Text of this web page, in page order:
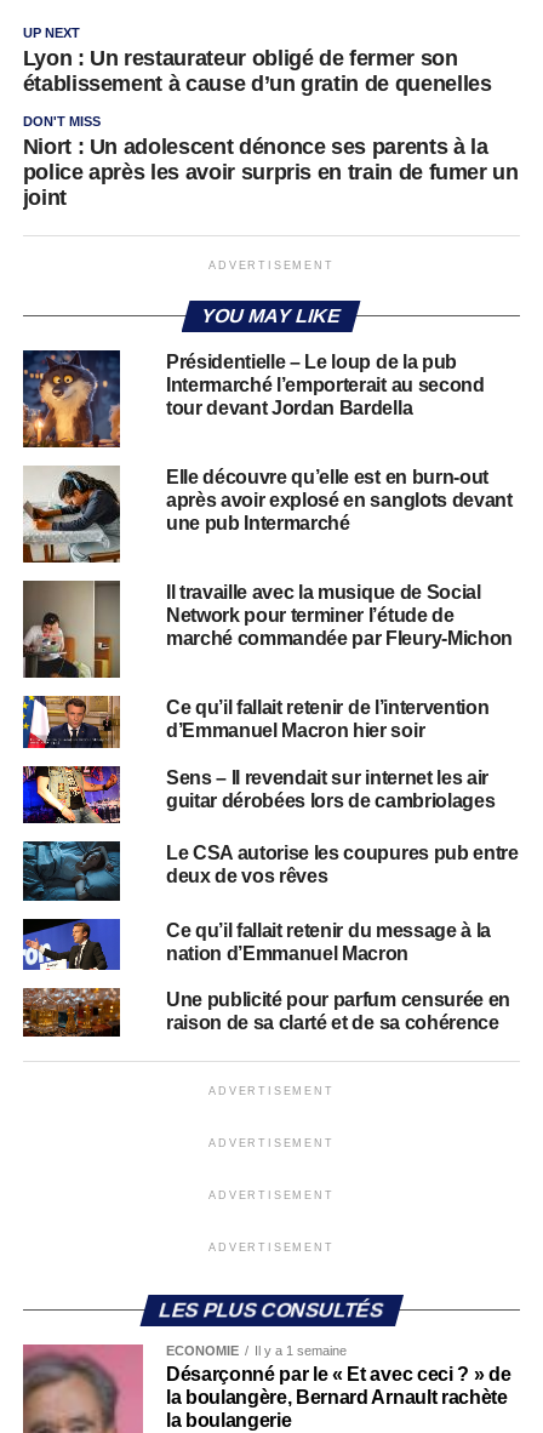
UP NEXT
Lyon : Un restaurateur obligé de fermer son
établissement à cause d’un gratin de quenelles
DON'T MISS
Niort : Un adolescent dénonce ses parents à la
police après les avoir surpris en train de fumer un
joint
ADVERTISEMENT
YOU MAY LIKE
Présidentielle – Le loup de la pub
Intermarché l’emporterait au second
tour devant Jordan Bardella
Elle découvre qu’elle est en burn-out
après avoir explosé en sanglots devant
une pub Intermarché
Il travaille avec la musique de Social
Network pour terminer l’étude de
marché commandée par Fleury-Michon
Ce qu’il fallait retenir de l’intervention
d’Emmanuel Macron hier soir
Sens – Il revendait sur internet les air
guitar dérobées lors de cambriolages
Le CSA autorise les coupures pub entre
deux de vos rêves
Ce qu’il fallait retenir du message à la
nation d’Emmanuel Macron
Une publicité pour parfum censurée en
raison de sa clarté et de sa cohérence
ADVERTISEMENT
ADVERTISEMENT
ADVERTISEMENT
ADVERTISEMENT
LES PLUS CONSULTÉS
ECONOMIE Il y a 1 semaine
Désarçonné par le « Et avec ceci ? » de
la boulangère, Bernard Arnault rachète
la boulangerie